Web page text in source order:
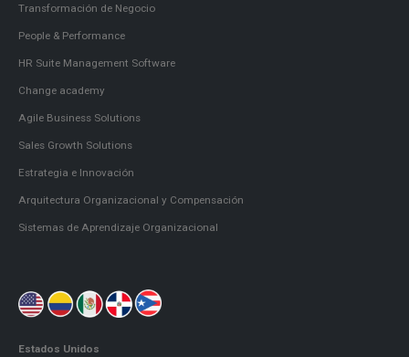
Transformación de Negocio
People & Performance
HR Suite Management Software
Change academy
Agile Business Solutions
Sales Growth Solutions
Estrategia e Innovación
Arquitectura Organizacional y Compensación
Sistemas de Aprendizaje Organizacional
Estados Unidos